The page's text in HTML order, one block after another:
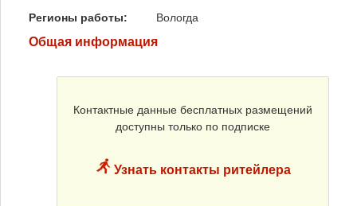
Регионы работы: Вологда
Общая информация
Контактные данные бесплатных размещений
доступны только по подписке
Узнать контакты ритейлера